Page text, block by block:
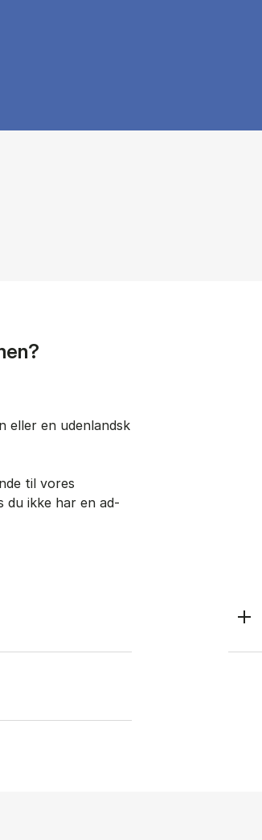
el­ler en uden­land­sk
til vores
du ikke har en ad­